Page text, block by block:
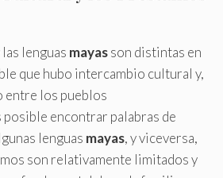
las lenguas mayasson distintas en
que hubo intercambio cultural y,
entre los pueblos
posible encontrar palabras de
lenguas mayas, y viceversa,
son relativamente limitados y